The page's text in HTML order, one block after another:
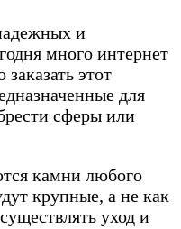
и
много интернет
этот
для
сферы или
камни любого
крупные, а не как
уход и